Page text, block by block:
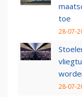
toe
28-07-
28-07-